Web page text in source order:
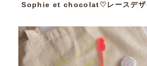
Sophie et chocolat♡レースデザ